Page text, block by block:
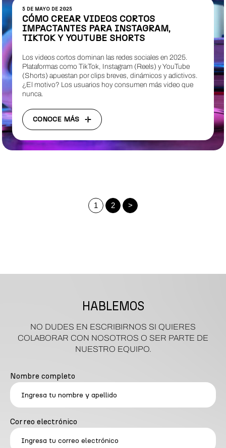
5 DE MAYO DE 2025
CÓMO CREAR VIDEOS CORTOS
IMPACTANTES PARA INSTAGRAM,
TIKTOK Y YOUTUBE SHORTS
Los videos cortos dominan las redes sociales en 2025.
Plataformas como TikTok, Instagram (Reels) y YouTube
(Shorts) apuestan por clips breves, dinámicos y adictivos.
¿El motivo? Los usuarios hoy consumen más video que
nunca.
CONOCE MÁS
1 2 >
HABLEMOS
NO DUDES EN ESCRIBIRNOS SI QUIERES
COLABORAR CON NOSOTROS O SER PARTE DE
NUESTRO EQUIPO.
Nombre completo
Correo electrónico